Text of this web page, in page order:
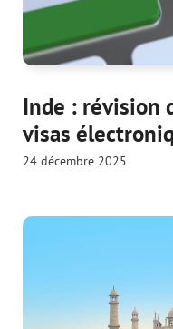
Inde : révision
visas
24 décembre 2025